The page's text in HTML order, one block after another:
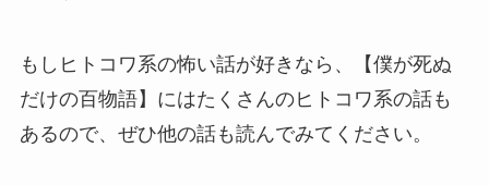
もしヒトコワ系の怖い話が好きなら、【僕が死ぬ
だけの百物語】にはたくさんのヒトコワ系の話も
あるので、ぜひ他の話も読んでみてください。